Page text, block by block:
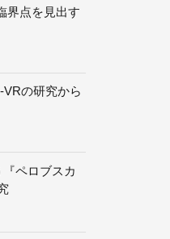
界点を見出す
の研究から
ペロブスカ